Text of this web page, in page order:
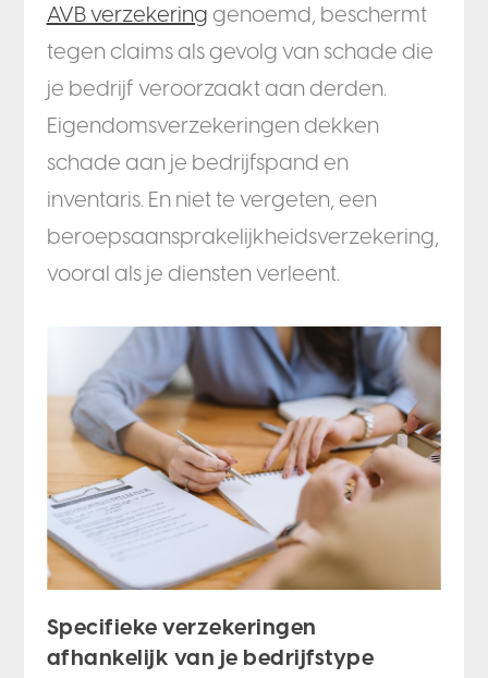
AVB verzekering genoemd, beschermt
tegen claims als gevolg van schade die
je bedrijf veroorzaakt aan derden.
Eigendomsverzekeringen dekken
schade aan je bedrijfspand en
inventaris. En niet te vergeten, een
beroepsaansprakelijkheidsverzekering,
vooral als je diensten verleent.
Specifieke verzekeringen
afhankelijk van je bedrijfstype